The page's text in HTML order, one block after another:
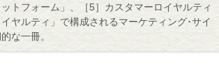
トフォーム」、［5］カスタマーロイヤルティ
ヤルティ」で構成されるマーケティング･サイ
な一冊。